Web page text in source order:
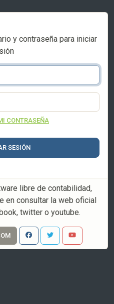
y contraseña para iniciar
CONTRASEÑA
SESIÓN
libre de contabilidad,
en consultar la web oficial
twitter o youtube.